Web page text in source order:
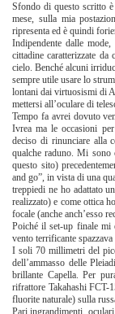
Sfondo di questo scritto
mese, sulla mia
ripresenta ed è quindi
Indipendente dalle
cittadine caratterizzate
cielo. Benché alcuni
sempre utile usare lo
lontani dai virtuosismi di
mettersi all’oculare di
Tempo fa avrei dovuto
Ivrea ma le occasioni
deciso di rinunciare alla
qualche raduno. Mi
questo sito)
and go”, in vista di una
treppiedi ne ho adattato
realizzato) e come ottica
focale (anche anch’esso
Poiché il set-up finale
vento terrificante
I soli 70 millimetri del
dell’ammasso delle
brillante Capella. Per
rifrattore Takahashi FCT-
fluorite naturale) sulla
Pari ingrandimenti,